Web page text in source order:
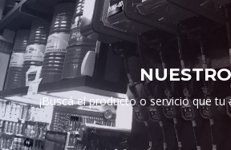
¡Buscá el producto o servicio que